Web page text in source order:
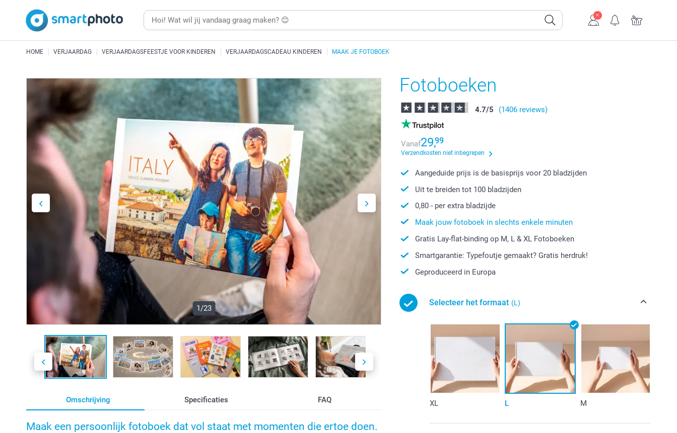
HOME VERJAARDAG VERJAARDAGSFEESTJE VOOR KINDEREN VERJAARDAGSCADEAU KINDEREN MAAK JE FOTOBOEK
1/23
Omschrijving Specificaties FAQ
Maak een persoonlijk fotoboek dat vol staat met momenten die ertoe doen.
Fotoboeken
4.7/5 (1406 reviews)
Vanaf29,99
Verzendkosten niet inbegrepen
Aangeduide prijs is de basisprijs voor20 bladzijden
Uit te breiden tot 100 bladzijden
0,80 - per extra bladzijde
Maak jouw fotoboek in slechts enkele minuten
Gratis Lay-flat-binding op M, L & XL Fotoboeken
Smartgarantie: Typefoutje gemaakt? Gratis herdruk!
Geproduceerd in Europa
Selecteer het formaat (L)
XL L M